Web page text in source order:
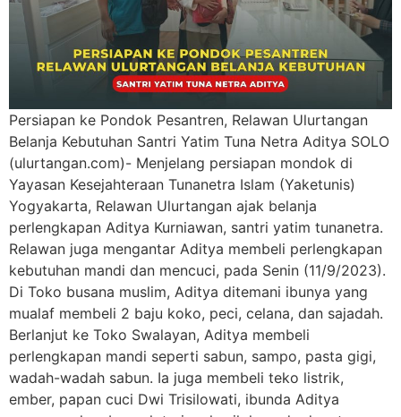
Persiapan ke Pondok Pesantren, Relawan Ulurtangan
Belanja Kebutuhan Santri Yatim Tuna Netra Aditya SOLO
(ulurtangan.com)- Menjelang persiapan mondok di
Yayasan Kesejahteraan Tunanetra Islam (Yaketunis)
Yogyakarta, Relawan Ulurtangan ajak belanja
perlengkapan Aditya Kurniawan, santri yatim tunanetra.
Relawan juga mengantar Aditya membeli perlengkapan
kebutuhan mandi dan mencuci, pada Senin (11/9/2023).
Di Toko busana muslim, Aditya ditemani ibunya yang
mualaf membeli 2 baju koko, peci, celana, dan sajadah.
Berlanjut ke Toko Swalayan, Aditya membeli
perlengkapan mandi seperti sabun, sampo, pasta gigi,
wadah-wadah sabun. Ia juga membeli teko listrik,
ember, papan cuci Dwi Trisilowati, ibunda Aditya